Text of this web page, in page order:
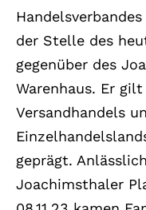
der Stelle des
gegenüber des
Warenhaus. Er
Versandhandels
geprägt.
Joachimsthaler